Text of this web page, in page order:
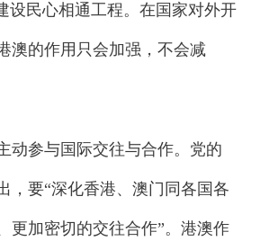
设民心相通工程。在国家对外开
澳的作用只会加强，不会减
参与国际交往与合作。党的
，要“深化香港、澳门同各国各
更加密切的交往合作”。港澳作